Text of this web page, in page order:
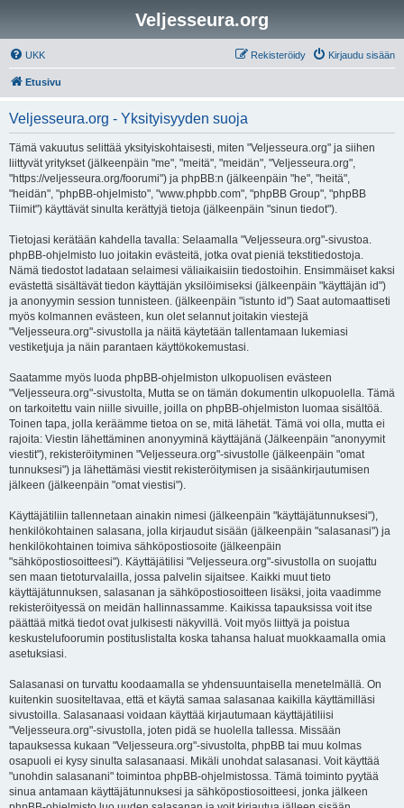
Veljesseura.org
UKK Kirjaudu sisään
Rekisteröidy
Etusivu
Veljesseura.org - Yksityisyyden suoja
Tämä vakuutus selittää yksityiskohtaisesti, miten "Veljesseura.org" ja siihen
liittyvät yritykset (jälkeenpäin "me", "meitä", "meidän", "Veljesseura.org",
"https://veljesseura.org/foorumi") ja phpBB:n (jälkeenpäin "he", "heitä",
"heidän", "phpBB-ohjelmisto", "www.phpbb.com", "phpBB Group", "phpBB
Tiimit") käyttävät sinulta kerättyjä tietoja (jälkeenpäin "sinun tiedot").
Tietojasi kerätään kahdella tavalla: Selaamalla "Veljesseura.org"-sivustoa.
phpBB-ohjelmisto luo joitakin evästeitä, jotka ovat pieniä tekstitiedostoja.
Nämä tiedostot ladataan selaimesi väliaikaisiin tiedostoihin. Ensimmäiset kaksi
evästettä sisältävät tiedon käyttäjän yksilöimiseksi (jälkeenpäin "käyttäjän id")
ja anonyymin session tunnisteen. (jälkeenpäin "istunto id") Saat automaattiseti
myös kolmannen evästeen, kun olet selannut joitakin viestejä
"Veljesseura.org"-sivustolla ja näitä käytetään tallentamaan lukemiasi
vestiketjuja ja näin parantaen käyttökokemustasi.
Saatamme myös luoda phpBB-ohjelmiston ulkopuolisen evästeen
"Veljesseura.org"-sivustolta, Mutta se on tämän dokumentin ulkopuolella. Tämä
on tarkoitettu vain niille sivuille, joilla on phpBB-ohjelmiston luomaa sisältöä.
Toinen tapa, jolla keräämme tietoa on se, mitä lähetät. Tämä voi olla, mutta ei
rajoita: Viestin lähettäminen anonyyminä käyttäjänä (Jälkeenpäin "anonyymit
viestit"), rekisteröityminen "Veljesseura.org"-sivustolle (jälkeenpäin "omat
tunnuksesi") ja lähettämäsi viestit rekisteröitymisen ja sisäänkirjautumisen
jälkeen (jälkeenpäin "omat viestisi").
Käyttäjätiliin tallennetaan ainakin nimesi (jälkeenpäin "käyttäjätunnuksesi"),
henkilökohtainen salasana, jolla kirjaudut sisään (jälkeenpäin "salasanasi") ja
henkilökohtainen toimiva sähköpostiosoite (jälkeenpäin
"sähköpostiosoitteesi"). Käyttäjätilisi "Veljesseura.org"-sivustolla on suojattu
sen maan tietoturvalailla, jossa palvelin sijaitsee. Kaikki muut tieto
käyttäjätunnuksen, salasanan ja sähköpostiosoitteen lisäksi, joita vaadimme
rekisteröityessä on meidän hallinnassamme. Kaikissa tapauksissa voit itse
päättää mitkä tiedot ovat julkisesti näkyvillä. Voit myös liittyä ja poistua
keskustelufoorumin postituslistalta koska tahansa haluat muokkaamalla omia
asetuksiasi.
Salasanasi on turvattu koodaamalla se yhdensuuntaisella menetelmällä. On
kuitenkin suositeltavaa, että et käytä samaa salasanaa kaikilla käyttämilläsi
sivustoilla. Salasanaasi voidaan käyttää kirjautumaan käyttäjätiliisi
"Veljesseura.org"-sivustolla, joten pidä se huolella tallessa. Missään
tapauksessa kukaan "Veljesseura.org"-sivustolta, phpBB tai muu kolmas
osapuoli ei kysy sinulta salasanaasi. Mikäli unohdat salasanasi. Voit käyttää
"unohdin salasanani" toimintoa phpBB-ohjelmistossa. Tämä toiminto pyytää
sinua antamaan käyttäjätunnuksesi ja sähköpostiosoitteesi, jonka jälkeen